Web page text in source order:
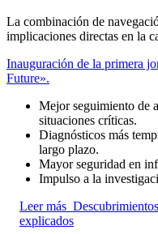
La combinación de
implicaciones directas en la
Inauguración de la primera
Future».
Mejor seguimiento de
situaciones críticas.
Diagnósticos más
largo plazo.
Mayor seguridad en
Impulso a la
Leer más
explicados